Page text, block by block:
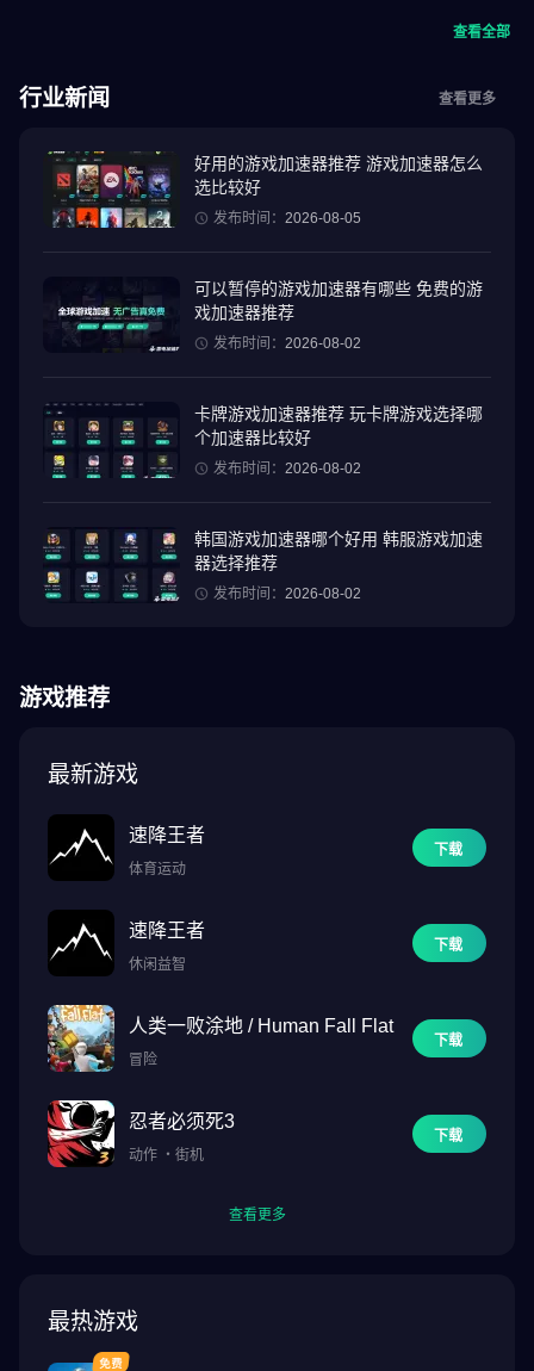
预购奖励详情：【超级工薪族】服装1、400金币、1星4武将碎片、
5星5武将碎片、随机碎片100个、实用宝箱15个、R宝箱5个、稀有
宝箱1个、古剑灵*5
◆企业奴隶的逆转！
异世界三国演义公司奴隶变身主人！一指指挥名将，打败令人不快
◆一定会让你发笑的角色！
从关羽到诸葛亮到织田信长……超级名人都将成为你的部下！用“不
加班”的口号来管理你的下属！
◆别管它！随意玩吧！
没有复杂的操作！每天5分钟组队，享受100人实时对战。即使在通
勤途中，也能用一只手展现神奇的指挥力！
包子……一键获取资源！
◆趣味联盟系统
结盟就像交酒友一样简单！与好友聚会，享受社交游戏，攻克大地
图城堡，攻占洛阳！
让我们都成为这个动荡世界的冠军！
推特：https://x.com/Baribarijp
不和谐：https://discord.gg/ZVSFZYdGSW
查看全部
行业新闻 查看更多
好用的游戏加速器推荐 游戏加速器怎么
选比较好
发布时间： 2026-08-05
可以暂停的游戏加速器有哪些 免费的游
戏加速器推荐
发布时间： 2026-08-02
卡牌游戏加速器推荐 玩卡牌游戏选择哪
个加速器比较好
发布时间： 2026-08-02
韩国游戏加速器哪个好用 韩服游戏加速
器选择推荐
发布时间： 2026-08-02
游戏推荐
最新游戏
速降王者
体育运动
下载
速降王者
休闲益智
下载
人类一败涂地 / Human Fall Flat
冒险
下载
忍者必须死3
动作 ・ 街机
下载
查看更多
最热游戏